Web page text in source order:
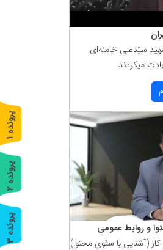
سیّدعلی خامنه‌ای
میكردند
و روابط عمومی
(آشنایی با سئوی محتوا)
پ
ر
و
ن
د
ه
1
پ
ر
و
ن
د
ه
2
پ
ر
و
ن
د
ه
3